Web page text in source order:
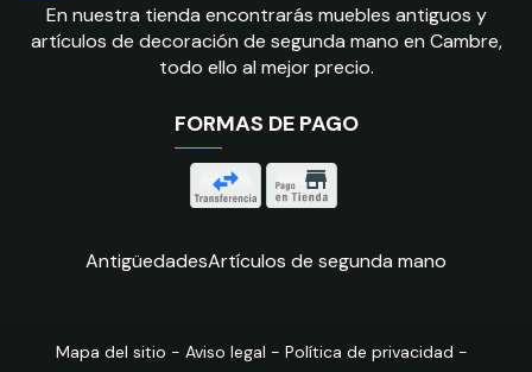
En nuestra tienda encontrarás muebles antiguos y
artículos de decoración de segunda mano en Cambre,
todo ello al mejor precio.
FORMAS DE PAGO
AntigüedadesArtículos de segunda mano
Mapa del sitio - Aviso legal - Política de privacidad -